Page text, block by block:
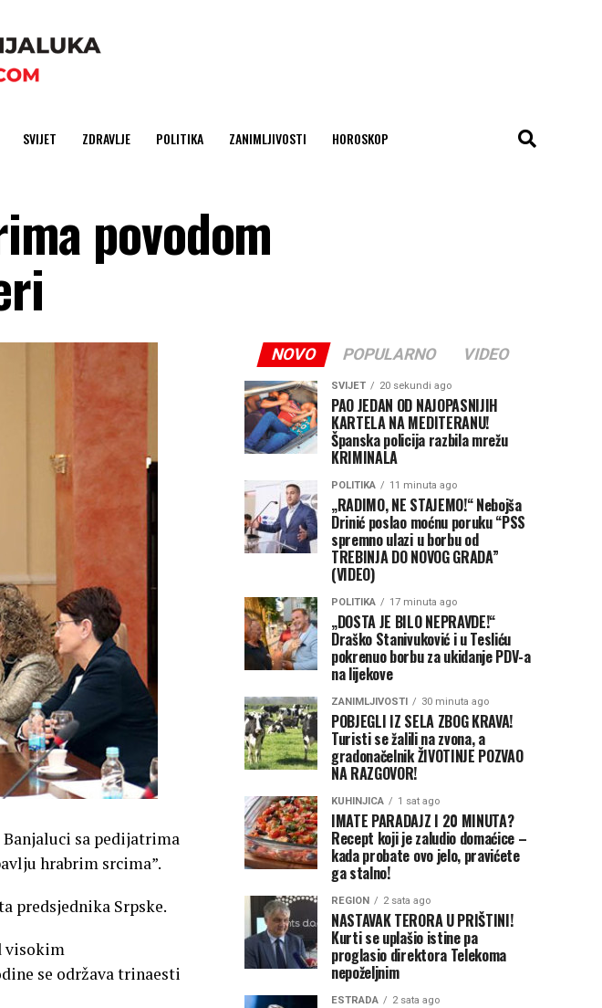
SVIJET ZDRAVLJE POLITIKA ZANIMLJIVOSTI HOROSKOP
povodom
sa pedijatrima
hrabrim srcima”.
predsjednika Srpske.
visokim
se održava trinaesti
NOVO POPULARNO VIDEO
SVIJET 20 sekundi ago
PAO JEDAN OD NAJOPASNIJIH
KARTELA NA MEDITERANU!
Španska policija razbila mrežu
KRIMINALA
POLITIKA 11 minuta ago
„RADIMO, NE STAJEMO!“ Nebojša
Drinić poslao moćnu poruku “PSS
spremno ulazi u borbu od
TREBINJA DO NOVOG GRADA”
(VIDEO)
POLITIKA 17 minuta ago
„DOSTA JE BILO NEPRAVDE!“
Draško Stanivuković i u Tesliću
pokrenuo borbu za ukidanje PDV-a
na lijekove
ZANIMLJIVOSTI 30 minuta ago
POBJEGLI IZ SELA ZBOG KRAVA!
Turisti se žalili na zvona, a
gradonačelnik ŽIVOTINJE POZVAO
NA RAZGOVOR!
KUHINJICA 1 sat ago
IMATE PARADAJZ I 20 MINUTA?
Recept koji je zaludio domaćice –
kada probate ovo jelo, pravićete
ga stalno!
REGION 2 sata ago
NASTAVAK TERORA U PRIŠTINI!
Kurti se uplašio istine pa
proglasio direktora Telekoma
nepoželjnim
ESTRADA 2 sata ago